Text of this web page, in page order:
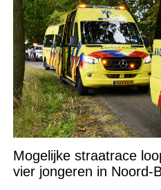
Mogelijke straatrace
vier jongeren in Noord-